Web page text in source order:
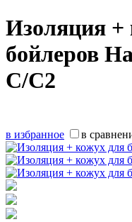
Изоляция +
бойлеров
C/C2
в избранное в